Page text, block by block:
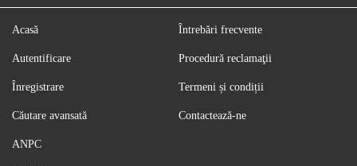
Acasă
Autentificare
Înregistrare
Căutare avansată
Întrebări frecvente
Procedură reclamaţii
Termeni și condiții
Contactează-ne
ANPC